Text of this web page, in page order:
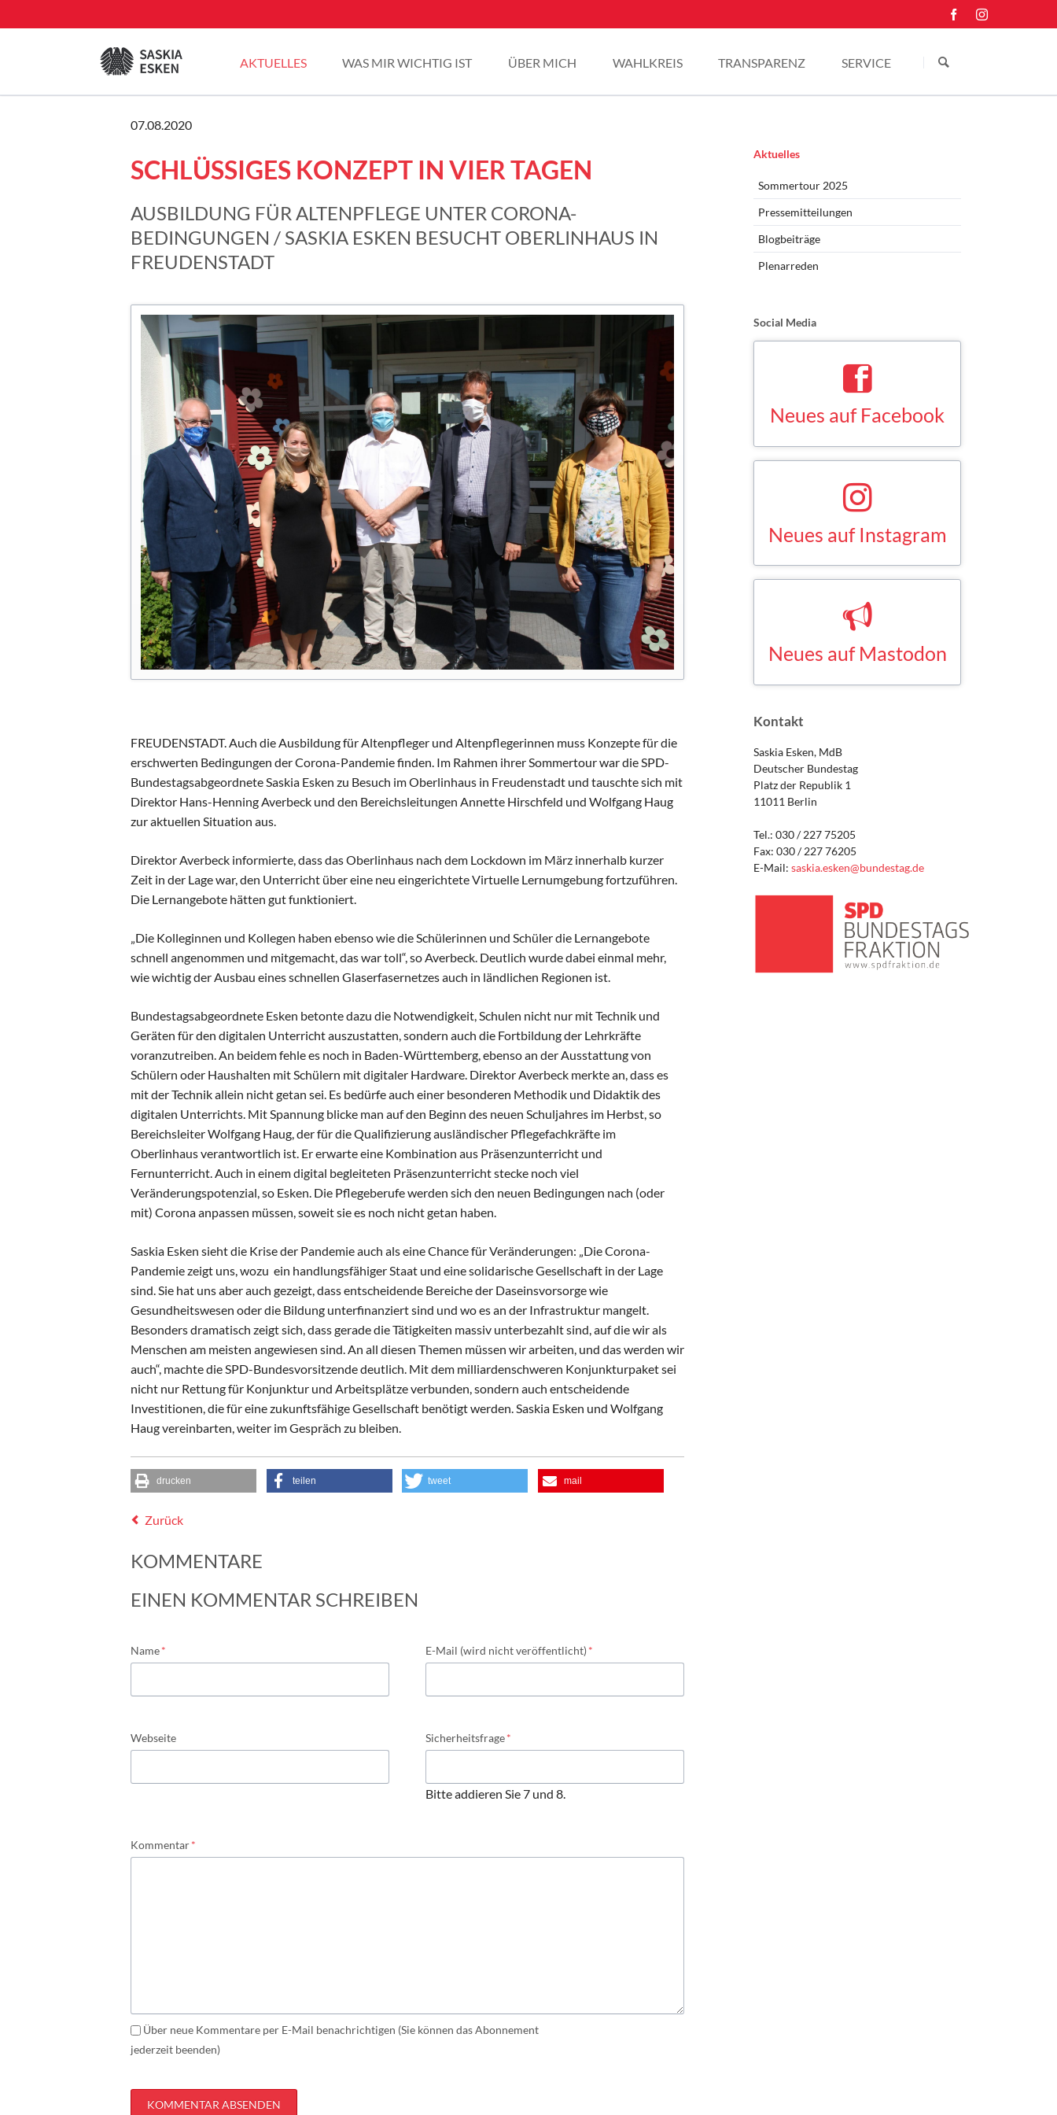
überspringen
AKTUELLES
Blogbeiträge
WAS MIR WICHTIG IST ÜBER MICH WAHLKREIS TRANSPARENZ SERVICE
07.08.2020
SCHLÜSSIGES KONZEPT IN VIER TAGEN
AUSBILDUNG FÜR ALTENPFLEGE UNTER CORONA-
BEDINGUNGEN / SASKIA ESKEN BESUCHT OBERLINHAUS IN
FREUDENSTADT
FREUDENSTADT. Auch die Ausbildung für Altenpfleger und Altenpflegerinnen muss Konzepte für die
erschwerten Bedingungen der Corona-Pandemie finden. Im Rahmen ihrer Sommertour war die SPD-
Bundestagsabgeordnete Saskia Esken zu Besuch im Oberlinhaus in Freudenstadt und tauschte sich mit
Direktor Hans-Henning Averbeck und den Bereichsleitungen Annette Hirschfeld und Wolfgang Haug
zur aktuellen Situation aus.
Direktor Averbeck informierte, dass das Oberlinhaus nach dem Lockdown im März innerhalb kurzer
Zeit in der Lage war, den Unterricht über eine neu eingerichtete Virtuelle Lernumgebung fortzuführen.
Die Lernangebote hätten gut funktioniert.
„Die Kolleginnen und Kollegen haben ebenso wie die Schülerinnen und Schüler die Lernangebote
schnell angenommen und mitgemacht, das war toll“, so Averbeck. Deutlich wurde dabei einmal mehr,
wie wichtig der Ausbau eines schnellen Glaserfasernetzes auch in ländlichen Regionen ist.
Bundestagsabgeordnete Esken betonte dazu die Notwendigkeit, Schulen nicht nur mit Technik und
Geräten für den digitalen Unterricht auszustatten, sondern auch die Fortbildung der Lehrkräfte
voranzutreiben. An beidem fehle es noch in Baden-Württemberg, ebenso an der Ausstattung von
Schülern oder Haushalten mit Schülern mit digitaler Hardware. Direktor Averbeck merkte an, dass es
mit der Technik allein nicht getan sei. Es bedürfe auch einer besonderen Methodik und Didaktik des
digitalen Unterrichts. Mit Spannung blicke man auf den Beginn des neuen Schuljahres im Herbst, so
Bereichsleiter Wolfgang Haug, der für die Qualifizierung ausländischer Pflegefachkräfte im
Oberlinhaus verantwortlich ist. Er erwarte eine Kombination aus Präsenzunterricht und
Fernunterricht. Auch in einem digital begleiteten Präsenzunterricht stecke noch viel
Veränderungspotenzial, so Esken. Die Pflegeberufe werden sich den neuen Bedingungen nach (oder
mit) Corona anpassen müssen, soweit sie es noch nicht getan haben.
Saskia Esken sieht die Krise der Pandemie auch als eine Chance für Veränderungen: „Die Corona-
Pandemie zeigt uns, wozu ein handlungsfähiger Staat und eine solidarische Gesellschaft in der Lage
sind. Sie hat uns aber auch gezeigt, dass entscheidende Bereiche der Daseinsvorsorge wie
Gesundheitswesen oder die Bildung unterfinanziert sind und wo es an der Infrastruktur mangelt.
Besonders dramatisch zeigt sich, dass gerade die Tätigkeiten massiv unterbezahlt sind, auf die wir als
Menschen am meisten angewiesen sind. An all diesen Themen müssen wir arbeiten, und das werden wir
auch“, machte die SPD-Bundesvorsitzende deutlich. Mit dem milliardenschweren Konjunkturpaket sei
nicht nur Rettung für Konjunktur und Arbeitsplätze verbunden, sondern auch entscheidende
Investitionen, die für eine zukunftsfähige Gesellschaft benötigt werden. Saskia Esken und Wolfgang
Haug vereinbarten, weiter im Gespräch zu bleiben.
drucken teilen tweet mail
Zurück
KOMMENTARE
EINEN KOMMENTAR SCHREIBEN
Pflichtfeld
Name* Pflichtfeld
E-Mail (wird nicht veröffentlicht)*
Webseite Pflichtfeld
Sicherheitsfrage*
Bitte addieren Sie 7 und 8.
Pflichtfeld
Kommentar*
Über neue Kommentare per E-Mail benachrichtigen (Sie können das Abonnement
jederzeit beenden)
KOMMENTAR ABSENDEN
Navigation
Aktuelles
Sommertour 2025
Pressemitteilungen
Blogbeiträge
Plenarreden
Social Media
Neues auf Facebook
Saskia Esken bei Facebook
FACEBOOK
Neues auf Instagram
Saskia Esken bei Instagram
INSTAGRAM
Neues auf Mastodon
Saskia Esken bei Mastodon
MASTODON
Kontakt
Saskia Esken, MdB
Deutscher Bundestag
Platz der Republik 1
11011 Berlin
Tel.: 030 / 227 75205
Fax: 030 / 227 76205
E-Mail:saskia.esken@bundestag.de